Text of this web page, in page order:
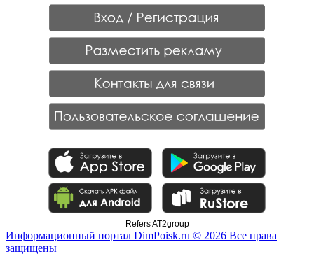
Refers AT2group
Информационный портал DimPoisk.ru © 2026 Все права
защищены